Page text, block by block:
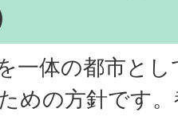
一体の都市とし
めの方針です